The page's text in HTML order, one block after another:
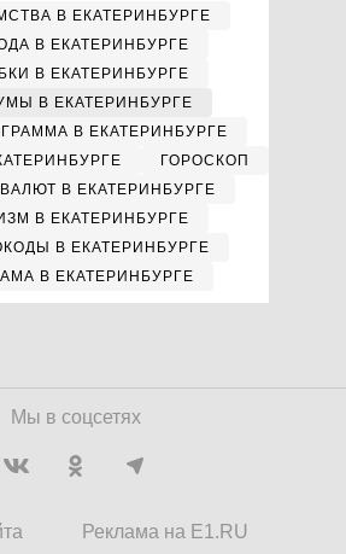
В ЕКАТЕРИНБУРГЕ
В ЕКАТЕРИНБУРГЕ
В ЕКАТЕРИНБУРГЕ
В ЕКАТЕРИНБУРГЕ
В ЕКАТЕРИНБУРГЕ
ГОРОСКОП
В ЕКАТЕРИНБУРГЕ
В ЕКАТЕРИНБУРГЕ
В ЕКАТЕРИНБУРГЕ
В ЕКАТЕРИНБУРГЕ
Мы в соцсетях
Реклама на E1.RU